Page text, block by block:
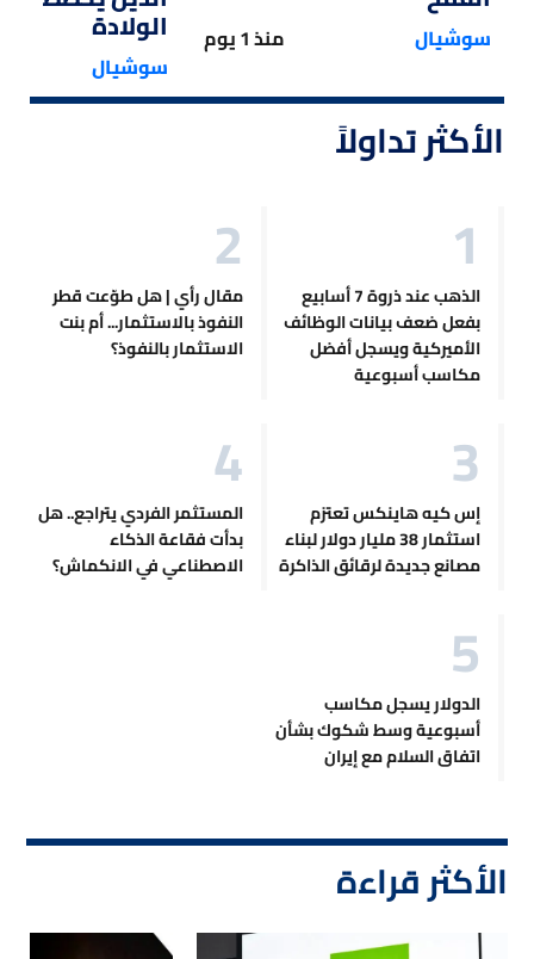
سوشيال منذ 1 يوم الولادة
سوشيال
الأكثر تداولاً
الذهب عند ذروة 7 أسابيع
بفعل ضعف بيانات الوظائف
الأميركية ويسجل أفضل
مكاسب أسبوعية
مقال رأي | هل طوّعت قطر
النفوذ بالاستثمار... أم بنت
الاستثمار بالنفوذ؟
إس كيه هاينكس تعتزم
استثمار 38 مليار دولار لبناء
مصانع جديدة لرقائق الذاكرة
المستثمر الفردي يتراجع.. هل
بدأت فقاعة الذكاء
الاصطناعي في الانكماش؟
الدولار يسجل مكاسب
أسبوعية وسط شكوك بشأن
اتفاق السلام مع إيران
الأكثر قراءة